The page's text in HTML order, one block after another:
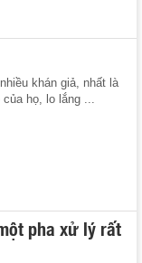
khán giả, nhất là
họ, lo lắng ...
pha xử lý rất